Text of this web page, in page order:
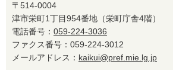
〒514-0004
津市栄町1丁目954番地（栄町庁舎4階）
電話番号： 059-224-3036
ファクス番号：059-224-3012
メールアドレス： kaikui@pref.mie.lg.jp